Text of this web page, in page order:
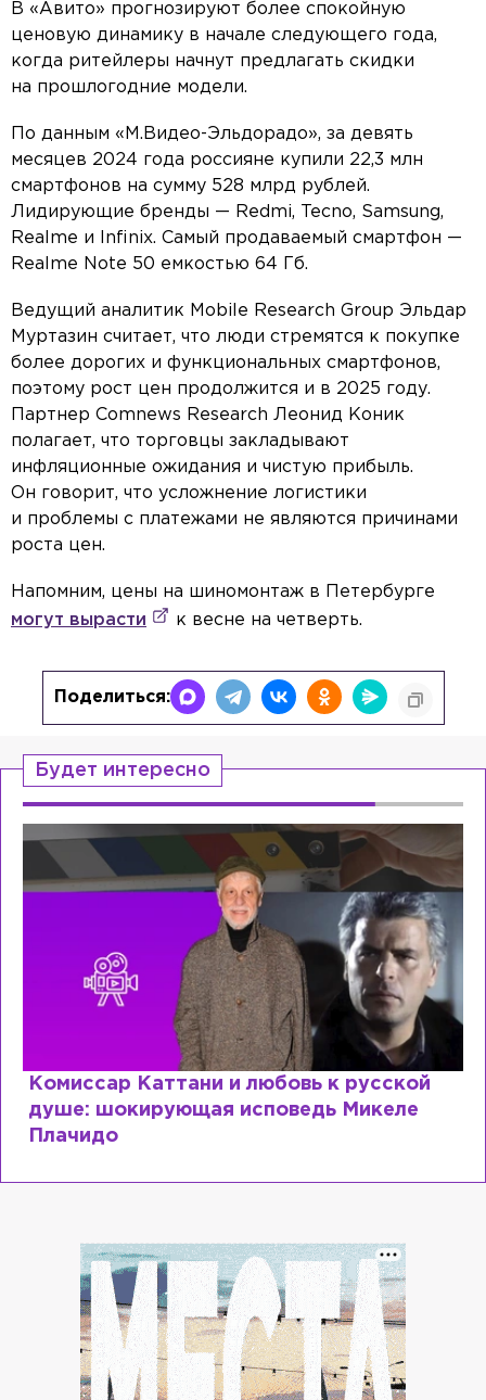
В «Авито» прогнозируют более спокойную
ценовую динамику в начале следующего года,
когда ритейлеры начнут предлагать скидки
на прошлогодние модели.
По данным «М.Видео-Эльдорадо», за девять
месяцев 2024 года россияне купили 22,3 млн
смартфонов на сумму 528 млрд рублей.
Лидирующие бренды — Redmi, Tecno, Samsung,
Realme и Infinix. Самый продаваемый смартфон —
Realme Note 50 емкостью 64 Гб.
Ведущий аналитик Mobile Research Group Эльдар
Муртазин считает, что люди стремятся к покупке
более дорогих и функциональных смартфонов,
поэтому рост цен продолжится и в 2025 году.
Партнер Comnews Research Леонид Коник
полагает, что торговцы закладывают
инфляционные ожидания и чистую прибыль.
Он говорит, что усложнение логистики
и проблемы с платежами не являются причинами
роста цен.
Напомним, цены на шиномонтаж в Петербурге
могут вырасти
к весне на четверть.
Поделиться:
Будет интересно
Комиссар Каттани и любовь к русской
душе: шокирующая исповедь Микеле
Плачидо